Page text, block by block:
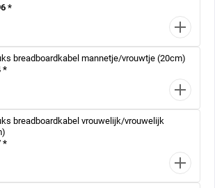
*
breadboardkabel mannetje/vrouwtje (20cm)
*
breadboardkabel vrouwelijk/vrouwelijk
*